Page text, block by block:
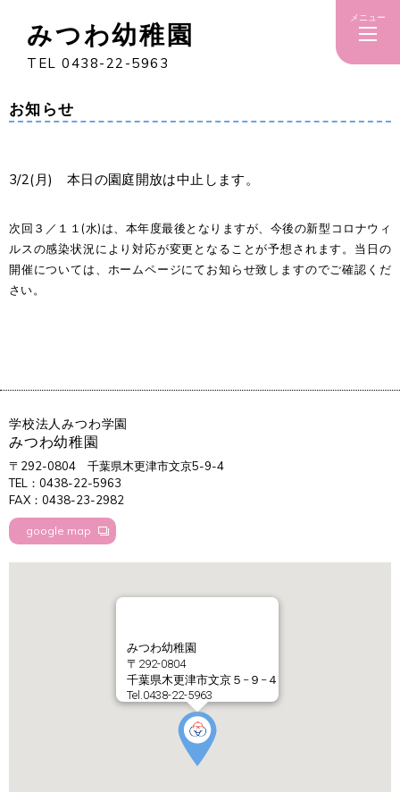
みつわ幼稚園
TEL 0438-22-5963
メニュー
お知らせ
3/2(月) 本日の園庭開放は中止します。
次回３／１１(水)は、本年度最後となりますが、今後の新型コロナウィ
ルスの感染状況により対応が変更となることが予想されます。当日の
開催については、ホームページにてお知らせ致しますのでご確認くだ
さい。
学校法人みつわ学園
みつわ幼稚園
〒292-0804
千葉県木更津市文京5-9-4
TEL：0438-22-5963
FAX：0438-23-2982
google map
みつわ幼稚園
〒292-0804
千葉県木更津市文京５−９−４
Tel.0438-22-5963